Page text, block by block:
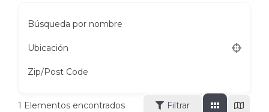
Búsqueda por nombre
Ubicación
Zip/Post Code
1 Elementos encontrados Filtrar